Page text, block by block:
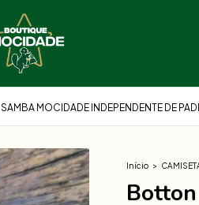
SAMBA MOCIDADE INDEPENDENTE DE
Início >